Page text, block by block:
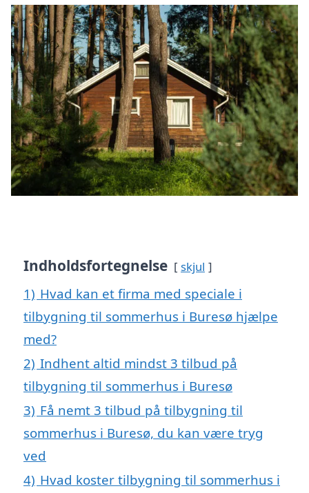
Indholdsfortegnelse skjul
1) Hvad kan et firma med speciale i
tilbygning til sommerhus i Buresø hjælpe
med?
2) Indhent altid mindst 3 tilbud på
tilbygning til sommerhus i Buresø
3) Få nemt 3 tilbud på tilbygning til
sommerhus i Buresø, du kan være tryg
ved
4) Hvad koster tilbygning til sommerhus i